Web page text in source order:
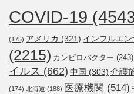
COVID-19
(175) アメリカ (321) インフルエン
(2215) カンピロバクター (243)
イルス (662) 中国 (303) 介護
(174) 北海道 (188) 医療機関 (514)